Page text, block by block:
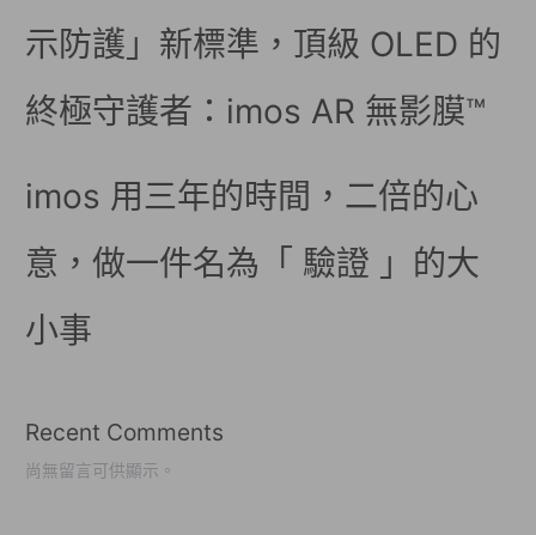
示防護」新標準，頂級 OLED 的
終極守護者：imos AR 無影膜™
imos 用三年的時間，二倍的心
意，做一件名為「 驗證 」的大
小事
Recent Comments
尚無留言可供顯示。